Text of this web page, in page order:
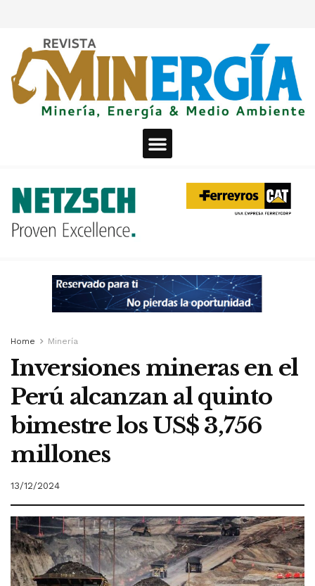
Home Minería
Inversiones mineras en el
Perú alcanzan al quinto
bimestre los US$ 3,756
millones
13/12/2024